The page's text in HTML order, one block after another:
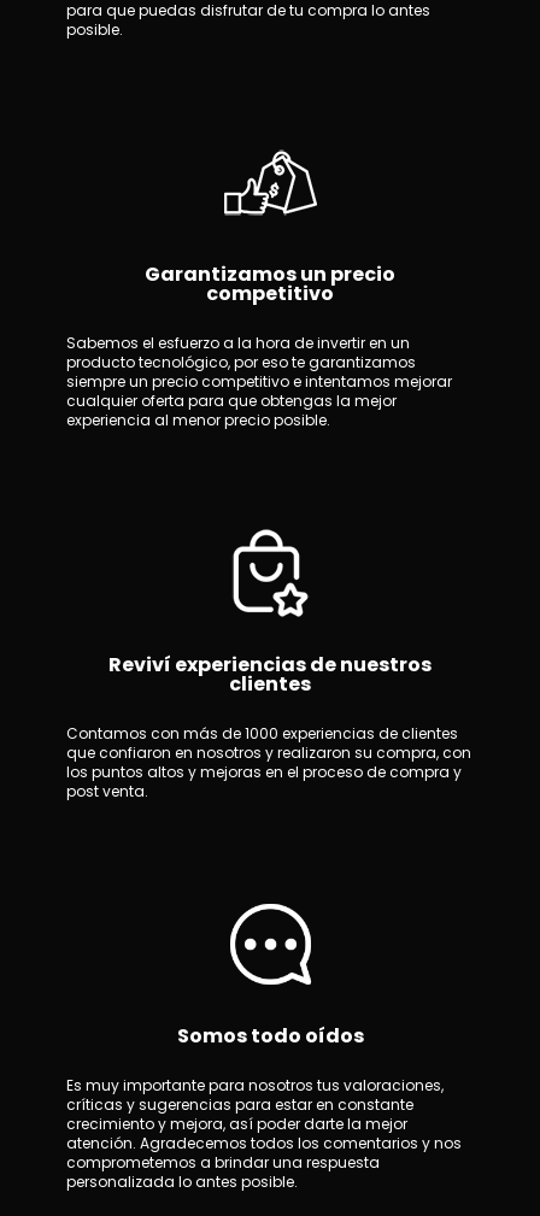
para que puedas disfrutar de tu compra lo antes
posible.
Garantizamos un precio
competitivo
Sabemos el esfuerzo a la hora de invertir en un
producto tecnológico, por eso te garantizamos
siempre un precio competitivo e intentamos mejorar
cualquier oferta para que obtengas la mejor
experiencia al menor precio posible.
Reviví experiencias de nuestros
clientes
Contamos con más de 1000 experiencias de clientes
que confiaron en nosotros y realizaron su compra, con
los puntos altos y mejoras en el proceso de compra y
post venta.
Somos todo oídos
Es muy importante para nosotros tus valoraciones,
críticas y sugerencias para estar en constante
crecimiento y mejora, así poder darte la mejor
atención. Agradecemos todos los comentarios y nos
comprometemos a brindar una respuesta
personalizada lo antes posible.